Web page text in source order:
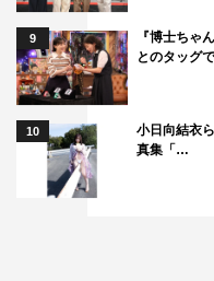
9
『博士ちゃ
とのタッグ
10
小日向結衣
真集「…